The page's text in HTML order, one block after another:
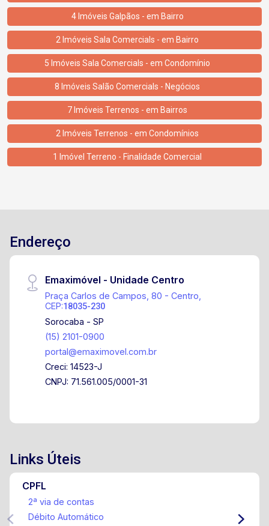
4 Imóveis Galpãos - em Bairro
2 Imóveis Sala Comercials - em Bairro
5 Imóveis Sala Comercials - em Condomínio
8 Imóveis Salão Comercials - Negócios
7 Imóveis Terrenos - em Bairros
2 Imóveis Terrenos - em Condomínios
1 Imóvel Terreno - Finalidade Comercial
Endereço
Emaximóvel - Unidade Centro
Praça Carlos de Campos, 80 - Centro,
CEP:18035-230
Sorocaba - SP
(15) 2101-0900
portal@emaximovel.com.br
Creci: 14523-J
CNPJ: 71.561.005/0001-31
Links Úteis
CPFL
2ª via de contas
Débito Automático